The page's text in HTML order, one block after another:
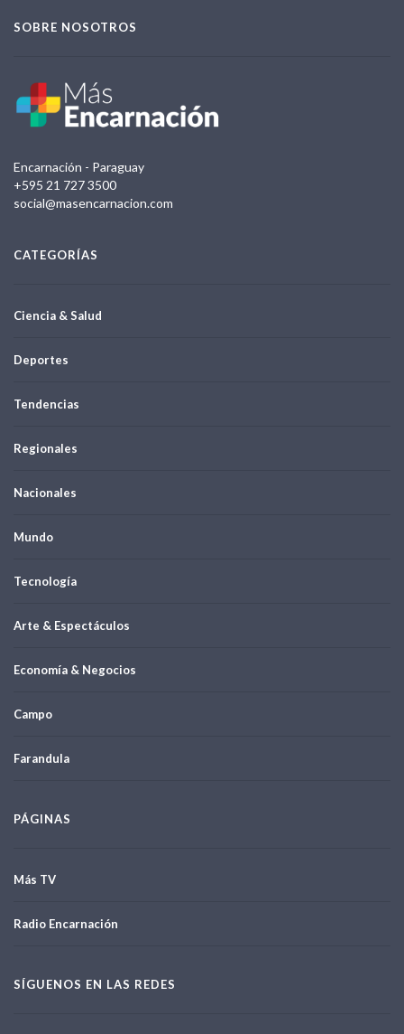
SOBRE NOSOTROS
Encarnación - Paraguay
+595 21 727 3500
social@masencarnacion.com
CATEGORÍAS
Ciencia & Salud
Deportes
Tendencias
Regionales
Nacionales
Mundo
Tecnología
Arte & Espectáculos
Economía & Negocios
Campo
Farandula
PÁGINAS
Más TV
Radio Encarnación
SÍGUENOS EN LAS REDES